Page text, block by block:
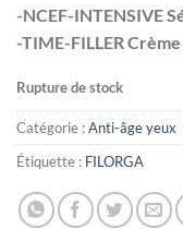
-NCEF-INTENSIVE
-TIME-FILLER
Rupture de stock
Catégorie :Anti-âge yeux
Étiquette : FILORGA